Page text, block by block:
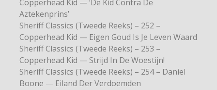
Copperhead Kid — ‘De Kid Contra De
Aztekenprins’
Sheriff Classics (Tweede Reeks) – 252 –
Copperhead Kid — Eigen Goud Is Je Leven Waard
Sheriff Classics (Tweede Reeks) – 253 –
Copperhead Kid — Strijd In De Woestijn!
Sheriff Classics (Tweede Reeks) – 254 – Daniel
Boone — Eiland Der Verdoemden